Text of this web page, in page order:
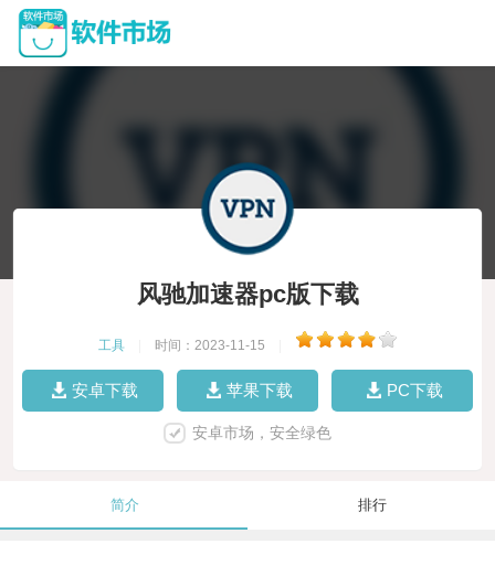
风驰加速器pc版下载
工具 时间：2023-11-15
安卓下载 苹果下载 PC下载
安卓市场，安全绿色
简介 排行